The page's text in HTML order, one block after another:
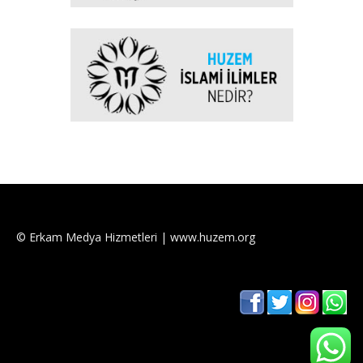
© Erkam Medya Hizmetleri | www.huzem.org